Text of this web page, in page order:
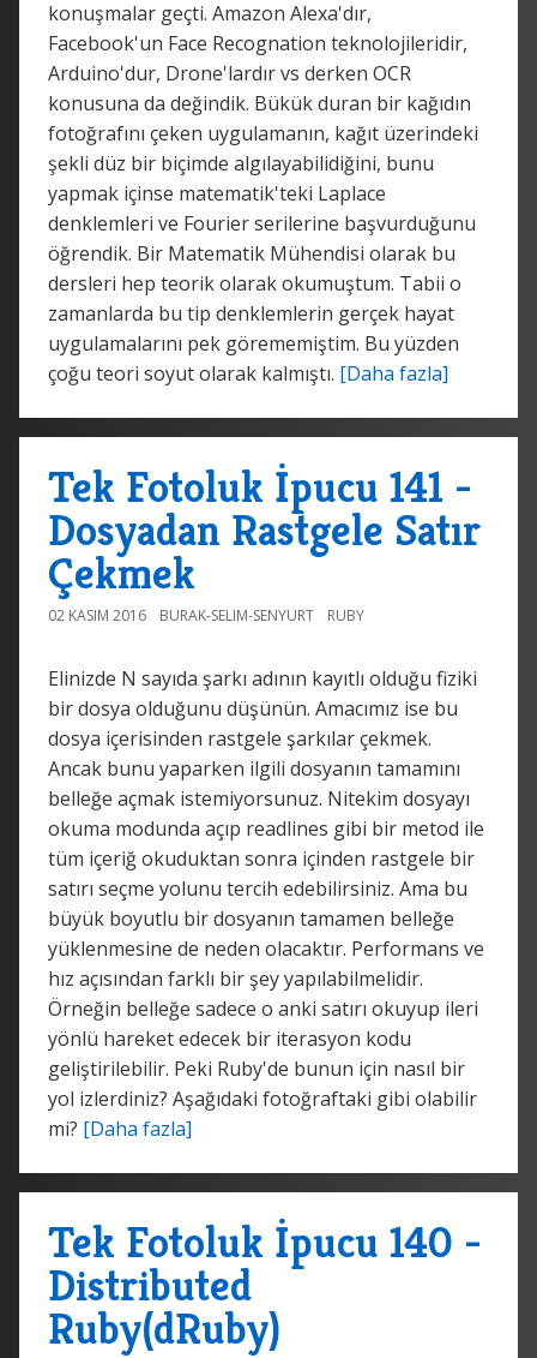
konuşmalar geçti. Amazon Alexa'dır,
Facebook'un Face Recognation teknolojileridir,
Arduino'dur, Drone'lardır vs derken OCR
konusuna da değindik. Bükük duran bir kağıdın
fotoğrafını çeken uygulamanın, kağıt üzerindeki
şekli düz bir biçimde algılayabilidiğini, bunu
yapmak içinse matematik'teki Laplace
denklemleri ve Fourier serilerine başvurduğunu
öğrendik. Bir Matematik Mühendisi olarak bu
dersleri hep teorik olarak okumuştum. Tabii o
zamanlarda bu tip denklemlerin gerçek hayat
uygulamalarını pek görememiştim. Bu yüzden
çoğu teori soyut olarak kalmıştı. [Daha fazla]
Tek Fotoluk İpucu 141 -
Dosyadan Rastgele Satır
Çekmek
02 KASIM 2016 BURAK-SELIM-SENYURT RUBY
Elinizde N sayıda şarkı adının kayıtlı olduğu fiziki
bir dosya olduğunu düşünün. Amacımız ise bu
dosya içerisinden rastgele şarkılar çekmek.
Ancak bunu yaparken ilgili dosyanın tamamını
belleğe açmak istemiyorsunuz. Nitekim dosyayı
okuma modunda açıp readlines gibi bir metod ile
tüm içeriğ okuduktan sonra içinden rastgele bir
satırı seçme yolunu tercih edebilirsiniz. Ama bu
büyük boyutlu bir dosyanın tamamen belleğe
yüklenmesine de neden olacaktır. Performans ve
hız açısından farklı bir şey yapılabilmelidir.
Örneğin belleğe sadece o anki satırı okuyup ileri
yönlü hareket edecek bir iterasyon kodu
geliştirilebilir. Peki Ruby'de bunun için nasıl bir
yol izlerdiniz? Aşağıdaki fotoğraftaki gibi olabilir
mi? [Daha fazla]
Tek Fotoluk İpucu 140 -
Distributed
Ruby(dRuby)